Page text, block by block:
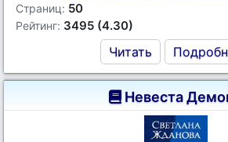
Страниц: 50
Рейтинг: 3495 (4.30)
Читать
Невеста